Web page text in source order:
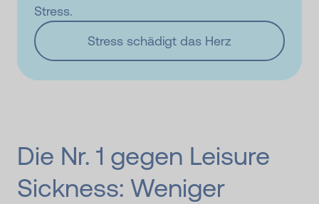
Stress.
Stress schädigt das Herz
Die Nr. 1 gegen Leisure
Sickness: Weniger